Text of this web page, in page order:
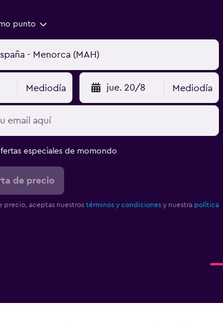
punto
Mediodía jue. 20/8 Mediodía
especiales de momondo
de precio
precio, aceptas nuestros términos y condicionesy nuestra política